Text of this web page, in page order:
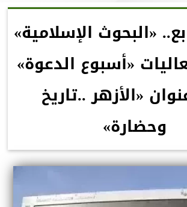
«البحوث الإسلامية»
«أسبوع الدعوة»
«الأزهر ..تاريخ
وحضارة»